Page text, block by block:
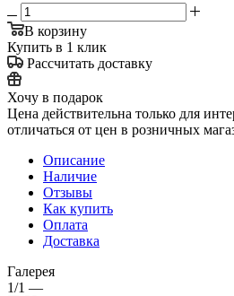
В корзину
Купить в 1 клик
Рассчитать доставку
Хочу в подарок
Цена действительна только для
отличаться от цен в розничных
Описание
Наличие
Отзывы
Как купить
Оплата
Доставка
Галерея
1/1 —